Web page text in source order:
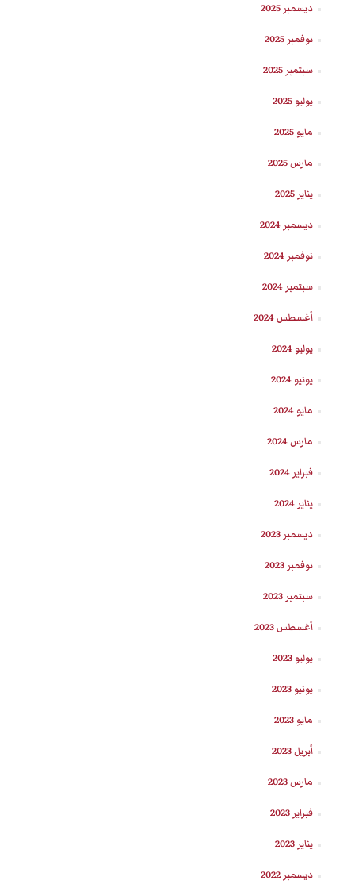
ديسمبر 2025
نوفمبر 2025
سبتمبر 2025
يوليو 2025
مايو 2025
مارس 2025
يناير 2025
ديسمبر 2024
نوفمبر 2024
سبتمبر 2024
أغسطس 2024
يوليو 2024
يونيو 2024
مايو 2024
مارس 2024
فبراير 2024
يناير 2024
ديسمبر 2023
نوفمبر 2023
سبتمبر 2023
أغسطس 2023
يوليو 2023
يونيو 2023
مايو 2023
أبريل 2023
مارس 2023
فبراير 2023
يناير 2023
ديسمبر 2022